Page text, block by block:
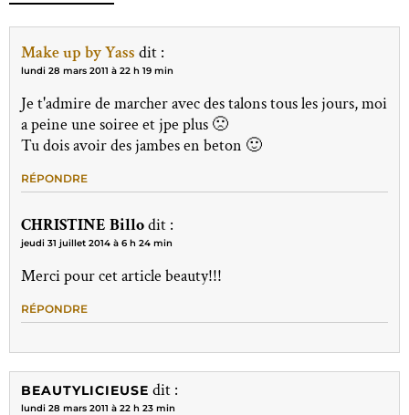
Make up by Yass dit :
lundi 28 mars 2011 à 22 h 19 min
Je t'admire de marcher avec des talons tous les jours, moi
a peine une soiree et jpe plus 🙁
Tu dois avoir des jambes en beton 🙂
RÉPONDRE
CHRISTINE Billodit :
jeudi 31 juillet 2014 à 6 h 24 min
Merci pour cet article beauty!!!
RÉPONDRE
BEAUTYLICIEUSE dit :
lundi 28 mars 2011 à 22 h 23 min